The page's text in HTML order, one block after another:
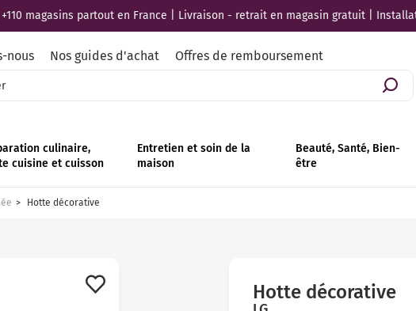
magasins partout en France | Livraison - retrait en magasin gratuit |
nous Nos guides d'achat Offres de remboursement
culinaire,
cuisine et cuisson
Entretien et soin de la
maison
Beauté, Santé, Bien-
être
Hotte décorative
Hotte décorative